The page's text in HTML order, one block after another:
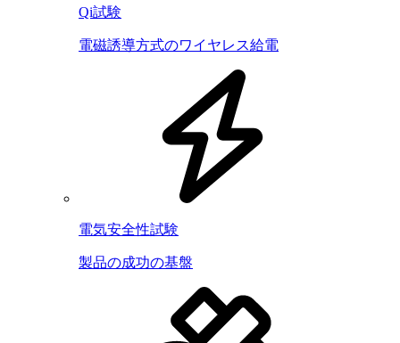
Qi試験
電磁誘導方式のワイヤレス給電
電気安全性試験
製品の成功の基盤